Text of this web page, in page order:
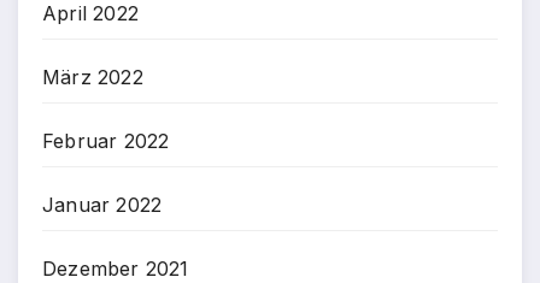
April 2022
März 2022
Februar 2022
Januar 2022
Dezember 2021